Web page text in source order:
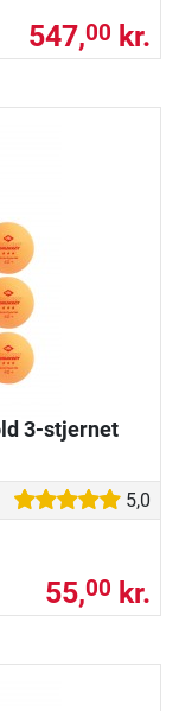
547,00 kr.
3-stjernet
5,0
55,00 kr.